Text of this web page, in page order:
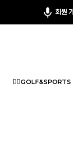
🏌️‍♂️GOLF&SPORTS